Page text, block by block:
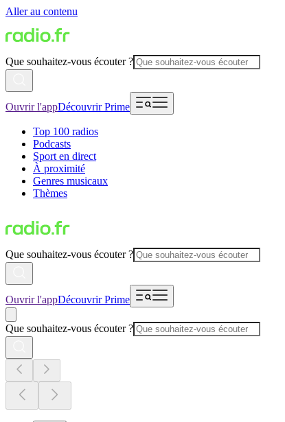
Aller au contenu
Que souhaitez-vous écouter ?
Ouvrir l'appDécouvrir Prime
Top 100 radios
Podcasts
Sport en direct
À proximité
Genres musicaux
Thèmes
Que souhaitez-vous écouter ?
Ouvrir l'appDécouvrir Prime
Que souhaitez-vous écouter ?